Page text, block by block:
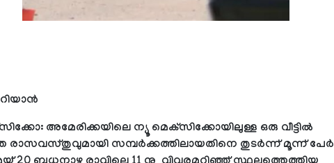
അമേരിക്കയിലെ ന്യൂ മെക്‌സിക്കോയിലുള്ള ഒരു വീട്ടില്‍
സമ്പര്‍ക്കത്തിലായതിനെ തുടര്‍ന്ന് മൂന്ന് പേര്‍